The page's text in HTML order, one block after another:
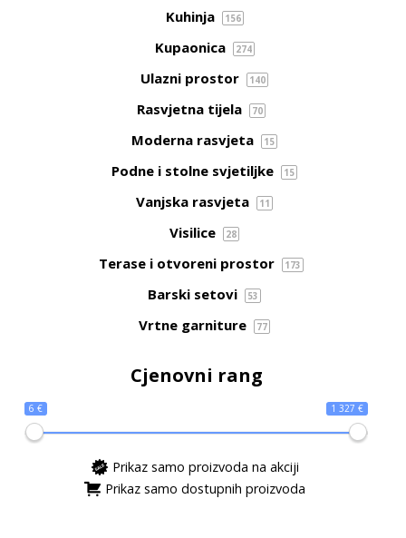
Kuhinja 156
Kupaonica 274
Ulazni prostor 140
Rasvjetna tijela 70
Moderna rasvjeta 15
Podne i stolne svjetiljke 15
Vanjska rasvjeta 11
Visilice 28
Terase i otvoreni prostor 173
Barski setovi 53
Vrtne garniture 77
Cjenovni rang
6 € 1 327 €
Prikaz samo proizvoda na akciji
Prikaz samo dostupnih proizvoda